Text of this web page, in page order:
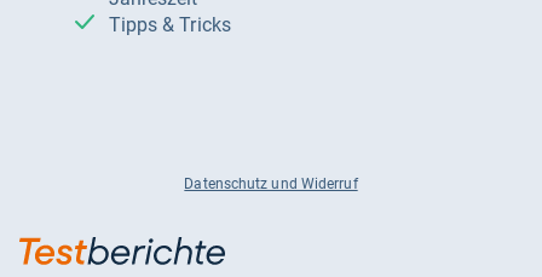
Tipps & Tricks
Datenschutz und Widerruf